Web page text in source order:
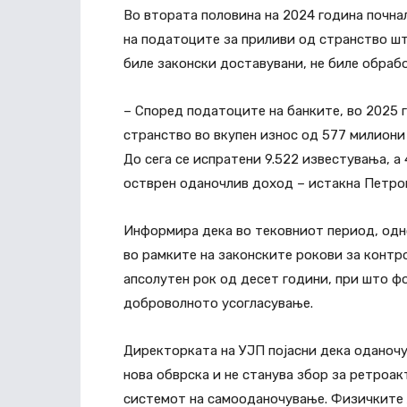
Во втората половина на 2024 година
на податоците за приливи од странство
биле законски доставувани, не биле
– Според податоците на банките, во 2025
странство во вкупен износ од 577
До сега се испратени 9.522 известувања,
остврен оданочлив доход – истакна
Информира дека во тековниот период,
во рамките на законските рокови за
апсолутен рок од десет години, при што
доброволното усогласување.
Директорката на УЈП појасни дека
нова обврска и не станува збор за
системот на самооданочување. Физичките